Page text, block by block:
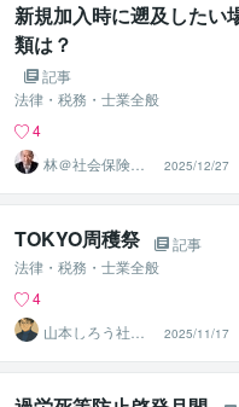
新規加入時に遡及したい
類は？
記事
法律・税務・士業全般
4
林＠社会保険労
務士
2025/12/27
TOKYO周穫祭
記事
法律・税務・士業全般
4
山本しろう社労
士事務所
2025/11/17